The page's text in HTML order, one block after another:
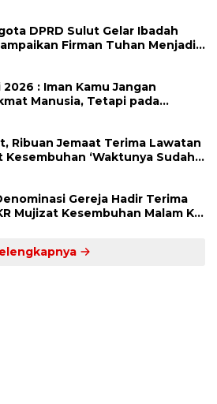
DPRD Sulut Gelar Ibadah
Firman Tuhan Menjadi
2026 : Iman Kamu Jangan
Manusia, Tetapi pada
Ribuan Jemaat Terima Lawatan
Gereja Hadir Terima